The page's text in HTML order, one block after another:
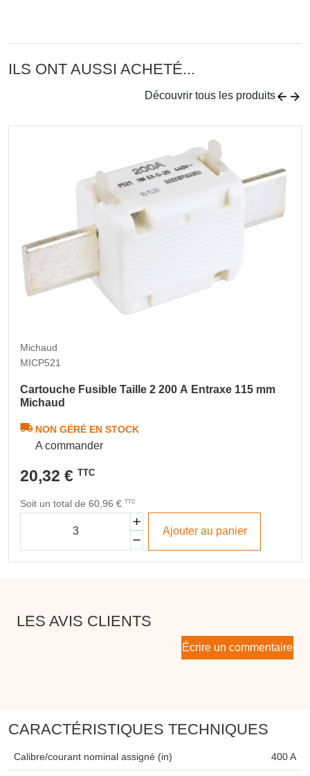
ILS ONT AUSSI ACHETÉ...
Découvrir tous les produits
Michaud
MICP521
Cartouche Fusible Taille 2 200 A Entraxe 115 mm
Michaud
NON GÉRÉ EN STOCK
A commander
20,32 € TTC
Soit un total de 60,96 € TTC
Ajouter au panier
LES AVIS CLIENTS
Écrire un commentaire
CARACTÉRISTIQUES TECHNIQUES
Calibre/courant nominal assigné (in) 400 A